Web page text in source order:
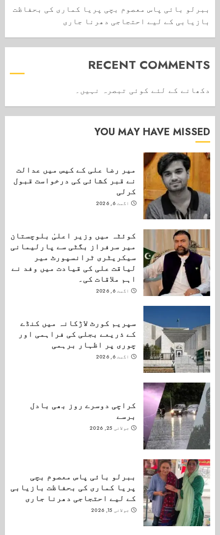
ببرلو بائی پاس معصوم بچی پریا کماری کی بحفاظت
بازیابی کے لیے احتجاجی دھرنا جاری
RECENT COMMENTS
دکھانے کے لئے کوئی تبصرہ نہیں۔
YOU MAY HAVE MISSED
میر رضا علی کے کیس میں عدالت
نے قبر کشائی کی درخواست قبول
کرلی
اگست 6, 2026
کوئٹہ میں وزیر اعلیٰ بلوچستان
میر سرفراز بگٹی سے پارلیمانی
سیکریٹری ٹرانسپورٹ میر
لیاقت علی کی قیادت میں وفد نے
اہم ملاقات کی۔
اگست 6, 2026
سپریم کورٹ لاڑکانہ میں کنڈے
کے ذریعے بجلی کی فراہمی اور
چوری پر اظہار برہمی
اگست 6, 2026
کراچی دوسرے روز بھی بادل
برسے
جولائی 25, 2026
ببرلو بائی پاس معصوم بچی
پریا کماری کی بحفاظت بازیابی
کے لیے احتجاجی دھرنا جاری
جولائی 15, 2026